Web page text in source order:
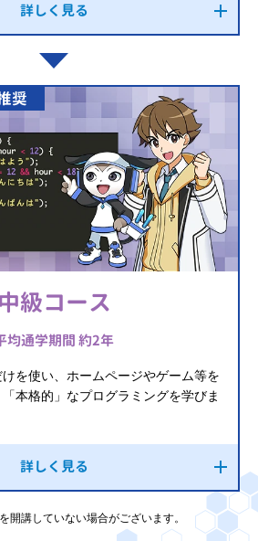
詳しく見る
奨
中級コース
均通学期間 約2年
を使い、ホームページやゲーム等を
本格的」なプログラミングを学びま
詳しく見る
講していない場合がございます。